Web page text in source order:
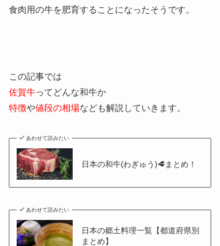
食肉用の牛を肥育することになったそうです。
この記事では
佐賀牛ってどんな和牛か
特徴や値段の相場なども解説していきます。
あわせて読みたい
日本の和牛(わぎゅう)🥩まとめ！
あわせて読みたい
日本の郷土料理一覧【都道府県別
まとめ】